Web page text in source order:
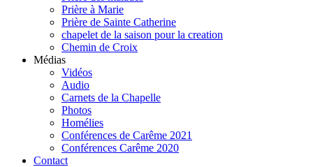
Prière à Marie
Prière de Sainte Catherine
chapelet de la saison pour la creation
Chemin de Croix
Médias
Vidéos
Audio
Carnets de la Chapelle
Photos
Homélies
Conférences de Carême 2021
Conférences Carême 2020
Contact